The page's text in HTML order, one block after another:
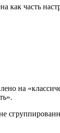
как часть
на